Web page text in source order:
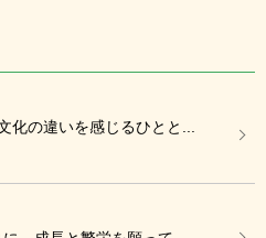
化の違いを感じるひとと...